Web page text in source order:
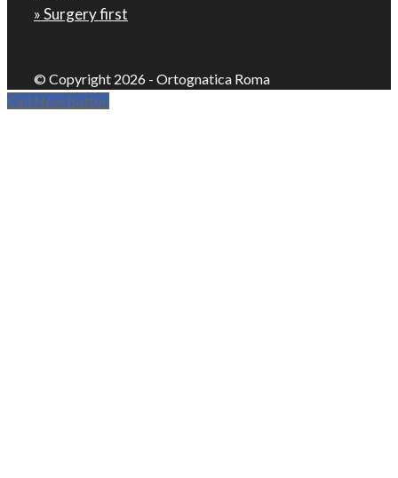
» Surgery first
© Copyright 2026 - Ortognatica Roma
Call Now Button